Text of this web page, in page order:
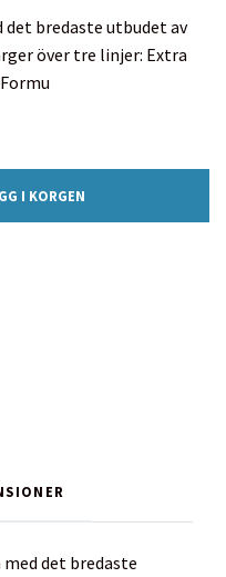
bredaste utbudet av
över tre linjer: Extra
I KORGEN
det bredaste